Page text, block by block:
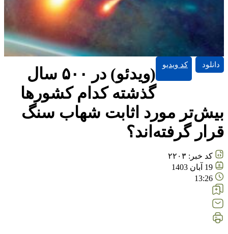
کد ویدیو دانلود
(ویدئو) در ۵۰۰ سال
گذشته کدام کشور‌ها
بیش‌تر مورد اثابت شهاب سنگ
قرار گرفته‌اند؟
کد خبر: ۲۲۰۳
19 آبان 1403
13:26